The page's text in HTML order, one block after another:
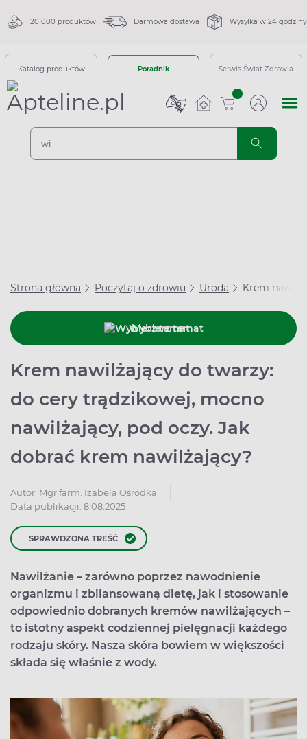
20 000 produktów Darmowa dostawa Wysyłka w 24 godziny
Katalog produktów Poradnik Serwis Świat Zdrowia
sztuk
Strona główna Poczytaj o zdrowiu Uroda Krem
Wybierz temat
Krem nawilżający do twarzy:
do cery trądzikowej, mocno
nawilżający, pod oczy. Jak
dobrać krem nawilżający?
Autor: Mgr farm. Izabela Ośródka
Data publikacji: 8.08.2025
SPRAWDZONA TREŚĆ
Nawilżanie – zarówno poprzez nawodnienie
organizmu i zbilansowaną dietę, jak i stosowanie
odpowiednio dobranych kremów nawilżających –
to istotny aspekt codziennej pielęgnacji każdego
rodzaju skóry. Nasza skóra bowiem w większości
składa się właśnie z wody.